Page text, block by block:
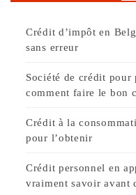
Crédit d’impôt en
sans erreur
Société de crédit pour
comment faire le bon
Crédit à la
pour l’obtenir
Crédit personnel en
vraiment savoir avant